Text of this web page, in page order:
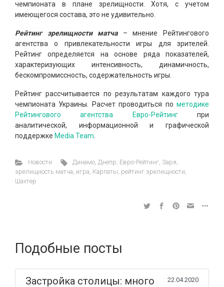
чемпионата в плане зрелищности. Хотя, с учетом
имеющегося состава, это не удивительно.
Рейтинг зрелищности матча– мнение Рейтингового
агентства о привлекательности игры для зрителей.
Рейтинг определяется на основе ряда показателей,
характеризующих интенсивность, динамичность,
бескомпромиссность, содержательность игры.
Рейтинг рассчитывается по результатам каждого тура
чемпионата Украины. Расчет проводиться по методике
Рейтингового агентства Евро-Рейтингпри
аналитической, информационной и графической
поддержке Media Team.
Новости Динамо,Днепр, Евро-Рейтинг, Заря,
зрелищность матча, игра, Карпаты, рейтинг зрелищности,
Шахтер
Подобные посты
Застройка столицы: много
22.04.2020